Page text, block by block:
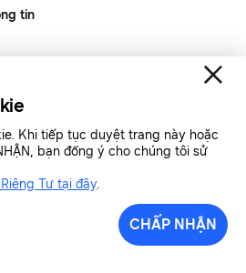
tin
Samsung Xin chào
Khi tiếp tục duyệt trang này hoặc
bạn đồng ý cho chúng tôi sử
Tư tại đây.
CHẤP NHẬN